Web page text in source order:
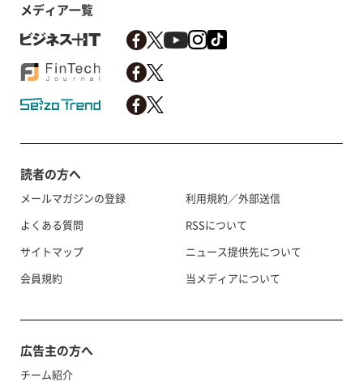
メディア一覧
読者の方へ
メールマガジンの登録
よくある質問
サイトマップ
会員規約
利用規約／外部送信
RSSについて
ニュース提供先について
当メディアについて
広告主の方へ
チーム紹介